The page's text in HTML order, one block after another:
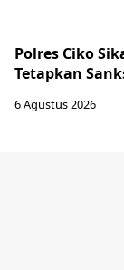
Polres Ciko
Tetapkan
6 Agustus 2026